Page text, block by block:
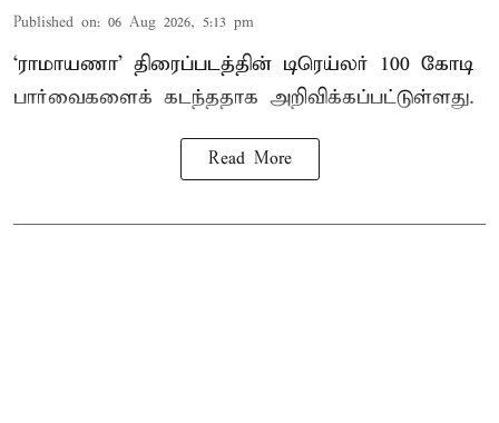
Published on: 06 Aug 2026, 5:13 pm
‘ராமாயணா’ திரைப்படத்தின் டிரெய்லர் 100 கோடி
பார்வைகளைக் கடந்ததாக அறிவிக்கப்பட்டுள்ளது.
Read More